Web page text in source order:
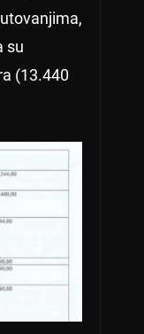
su
(13.440